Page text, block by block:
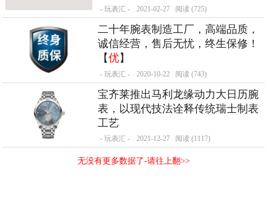
- 玩表汇 - 2021-02-27 阅读 (725)
二十年腕表制造工厂，高端品质，
诚信经营，售后无忧，终生保修！
【优】
- 玩表汇 - 2020-10-22 阅读 (743)
宝齐莱推出马利龙缘动力大日历腕
表，以现代技法诠释传统瑞士制表
工艺
- 玩表汇 - 2021-12-27 阅读 (1117)
无没有更多数据了-请往上翻>>